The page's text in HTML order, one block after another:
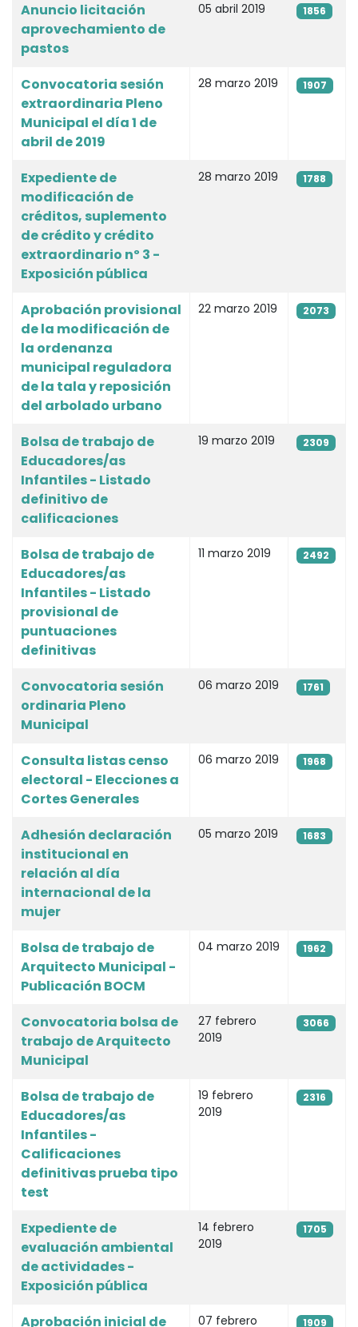
Anuncio licitación
aprovechamiento de
pastos
05 abril 2019 1856
Convocatoria sesión
extraordinaria Pleno
Municipal el día 1 de
abril de 2019
28 marzo 2019 1907
Expediente de
modificación de
créditos, suplemento
de crédito y crédito
extraordinario nº 3 -
Exposición pública
28 marzo 2019 1788
Aprobación provisional
de la modificación de
la ordenanza
municipal reguladora
de la tala y reposición
del arbolado urbano
22 marzo 2019 2073
Bolsa de trabajo de
Educadores/as
Infantiles - Listado
definitivo de
calificaciones
19 marzo 2019 2309
Bolsa de trabajo de
Educadores/as
Infantiles - Listado
provisional de
puntuaciones
definitivas
11 marzo 2019 2492
Convocatoria sesión
ordinaria Pleno
Municipal
06 marzo 2019 1761
Consulta listas censo
electoral - Elecciones a
Cortes Generales
06 marzo 2019 1968
Adhesión declaración
institucional en
relación al día
internacional de la
mujer
05 marzo 2019 1683
Bolsa de trabajo de
Arquitecto Municipal -
Publicación BOCM
04 marzo 2019 1962
Convocatoria bolsa de
trabajo de Arquitecto
Municipal
27 febrero
2019
3066
Bolsa de trabajo de
Educadores/as
Infantiles -
Calificaciones
definitivas prueba tipo
test
19 febrero
2019
2316
Expediente de
evaluación ambiental
de actividades -
Exposición pública
14 febrero
2019
1705
Aprobación inicial de 07 febrero 1909